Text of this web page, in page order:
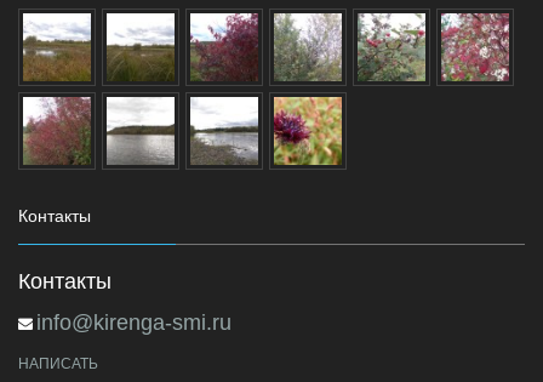
Контакты
Контакты
info@kirenga-smi.ru
НАПИСАТЬ